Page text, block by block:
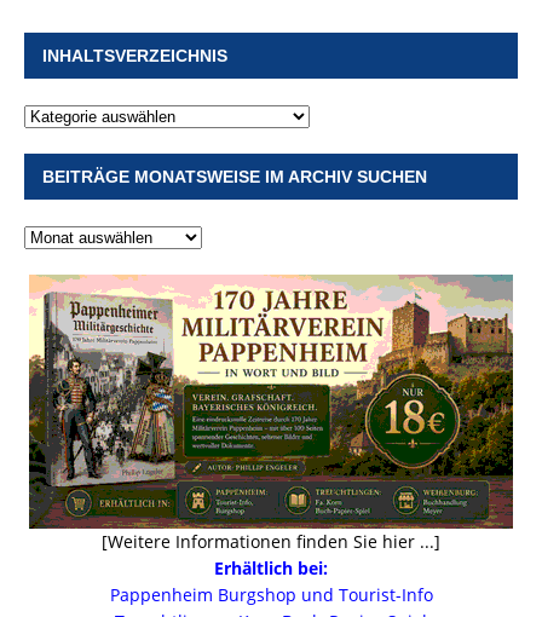
INHALTSVERZEICHNIS
BEITRÄGE MONATSWEISE IM ARCHIV SUCHEN
[Weitere Informationen finden Sie hier ...]
Erhältlich bei:
Pappenheim Burgshop und Tourist-Info